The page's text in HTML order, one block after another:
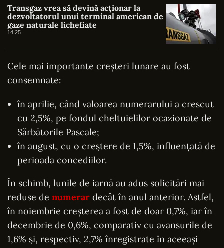
Transgaz vrea să devină acționar la
dezvoltatorul unui terminal american de
gaze naturale lichefiate
14:25
Cele mai importante creșteri lunare au fost
consemnate:
în aprilie, când valoarea numerarului a crescut
cu 2,5%, pe fondul cheltuielilor ocazionate de
Sărbătorile Pascale;
în august, cu o creștere de 1,5%, influențată de
perioada concediilor.
În schimb, lunile de iarnă au adus solicitări mai
reduse de numerar decât în anul anterior. Astfel,
în noiembrie creșterea a fost de doar 0,7%, iar în
decembrie de 0,6%, comparativ cu avansurile de
1,6% și, respectiv, 2,7% înregistrate în aceeași